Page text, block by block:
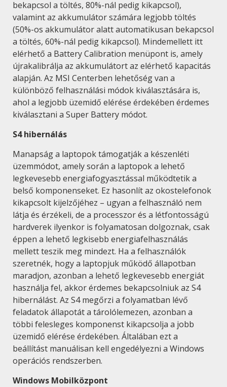
bekapcsol a töltés, 80%-nál pedig kikapcsol),
valamint az akkumulátor számára legjobb töltés
(50%-os akkumulátor alatt automatikusan bekapcsol
a töltés, 60%-nál pedig kikapcsol). Mindemellett itt
elérhető a Battery Calibration menüpont is, amely
újrakalibrálja az akkumulátort az elérhető kapacitás
alapján. Az MSI Centerben lehetőség van a
különböző felhasználási módok kiválasztására is,
ahol a legjobb üzemidő elérése érdekében érdemes
kiválasztani a Super Battery módot.
S4 hibernálás
Manapság a laptopok támogatják a készenléti
üzemmódot, amely során a laptopok a lehető
legkevesebb energiafogyasztással működtetik a
belső komponenseket. Ez hasonlít az okostelefonok
kikapcsolt kijelzőjéhez – ugyan a felhasználó nem
látja és érzékeli, de a processzor és a létfontosságú
hardverek ilyenkor is folyamatosan dolgoznak, csak
éppen a lehető legkisebb energiafelhasználás
mellett teszik meg mindezt. Ha a felhasználók
szeretnék, hogy a laptopjuk működő állapotban
maradjon, azonban a lehető legkevesebb energiát
használja fel, akkor érdemes bekapcsolniuk az S4
hibernálást. Az S4 megőrzi a folyamatban lévő
feladatok állapotát a tárolólemezen, azonban a
többi felesleges komponenst kikapcsolja a jobb
üzemidő elérése érdekében. Általában ezt a
beállítást manuálisan kell engedélyezni a Windows
operációs rendszerben.
Windows Mobilközpont